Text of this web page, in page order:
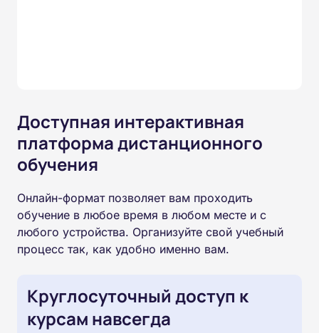
Доступная интерактивная
платформа дистанционного
обучения
Онлайн-формат позволяет вам проходить
обучение в любое время в любом месте и с
любого устройства. Организуйте свой учебный
процесс так, как удобно именно вам.
Круглосуточный доступ к
курсам навсегда